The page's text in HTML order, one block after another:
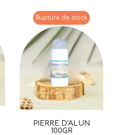
Rupture de stock
Aperçu rapide
PIERRE D'ALUN
100GR